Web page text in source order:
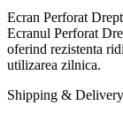
Ecran Perforat
Ecranul Perforat
oferind rezistenta
utilizarea zilnica.
Shipping & Delivery